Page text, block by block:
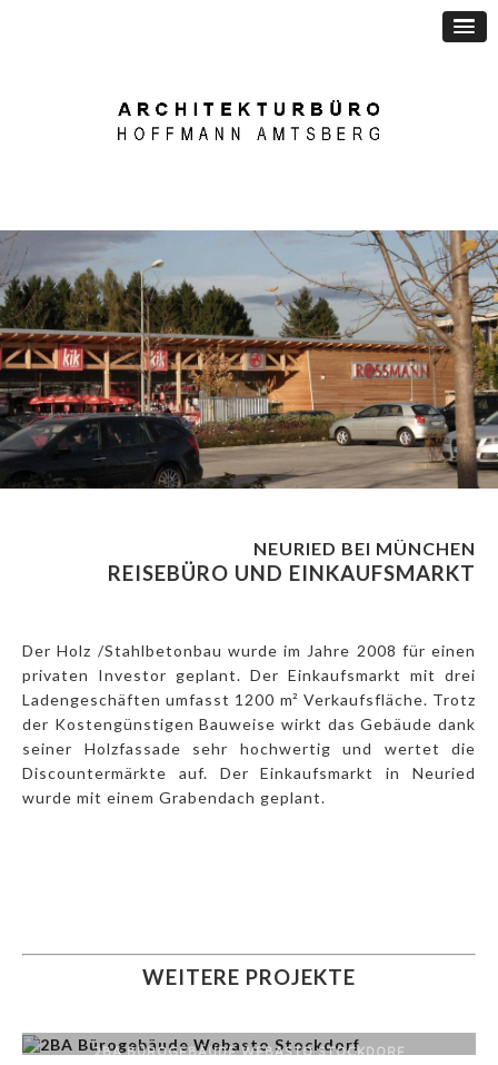
NEURIED BEI MÜNCHEN
REISEBÜRO UND EINKAUFSMARKT
Der Holz /Stahlbetonbau wurde im Jahre 2008 für einen
privaten Investor geplant. Der Einkaufsmarkt mit drei
Ladengeschäften umfasst 1200 m² Verkaufsfläche. Trotz
der Kostengünstigen Bauweise wirkt das Gebäude dank
seiner Holzfassade sehr hochwertig und wertet die
Discountermärkte auf. Der Einkaufsmarkt in Neuried
wurde mit einem Grabendach geplant.
WEITERE PROJEKTE
2BA BÜROGEBÄUDE WEBASTO STOCKDORF